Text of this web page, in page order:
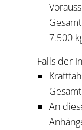
7.500
Falls der
An